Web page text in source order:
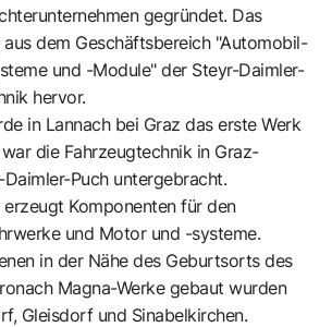
gegründet. Das
dem Geschäftsbereich "Automobil-
und -Module" der Steyr-Daimler-
hervor.
in Lannach bei Graz das erste Werk
die Fahrzeugtechnik in Graz-
Puch untergebracht.
Komponenten für den
und Motor und -systeme.
in der Nähe des Geburtsorts des
Magna-Werke gebaut wurden
Gleisdorf und Sinabelkirchen.